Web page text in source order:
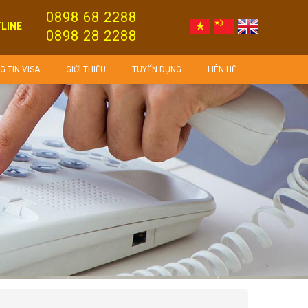
0898 68 2288
0898 28 2288
TIN VISA GIỚI THIỆU TUYỂN DỤNG LIÊN HỆ